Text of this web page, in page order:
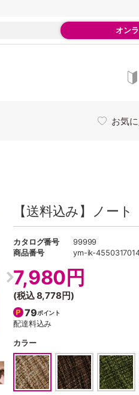
オン
お気
【送料込み】ノート
カタログ番号
99999
商品番号
ym-ik-
7,980円
(税込8,778円)
79ポイント
配達料込み
カラー